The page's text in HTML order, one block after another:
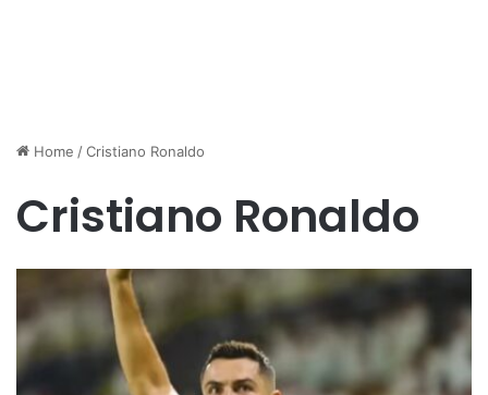
Home /Cristiano Ronaldo
Cristiano Ronaldo